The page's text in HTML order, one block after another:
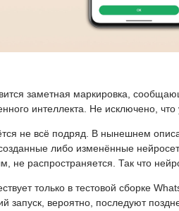
заметная маркировка,
интеллекта. Не исключено,
не всё подряд. В нынешнем
либо изменённые
распространяется. Так что
только в тестовой сборке
запуск, вероятно, последуют